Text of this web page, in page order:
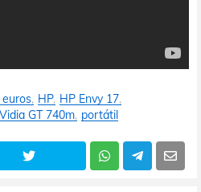
HP HP Envy 17
GT 740m portátil